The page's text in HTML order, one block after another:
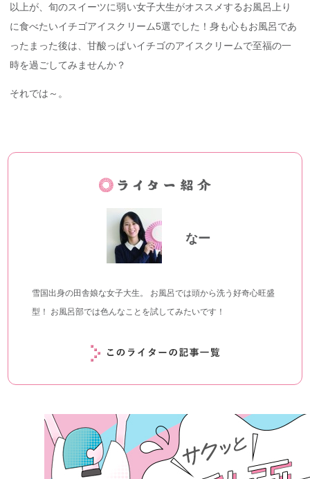
以上が、旬のスイーツに弱い女子大生がオススメするお風呂上り
に食べたいイチゴアイスクリーム5選でした！身も心もお風呂であ
ったまった後は、甘酸っぱいイチゴのアイスクリームで至福の一
時を過ごしてみませんか？
それでは～。
なー
雪国出身の田舎娘な女子大生。 お風呂では頭から洗う好奇心旺盛
型！ お風呂部では色んなことを試してみたいです！